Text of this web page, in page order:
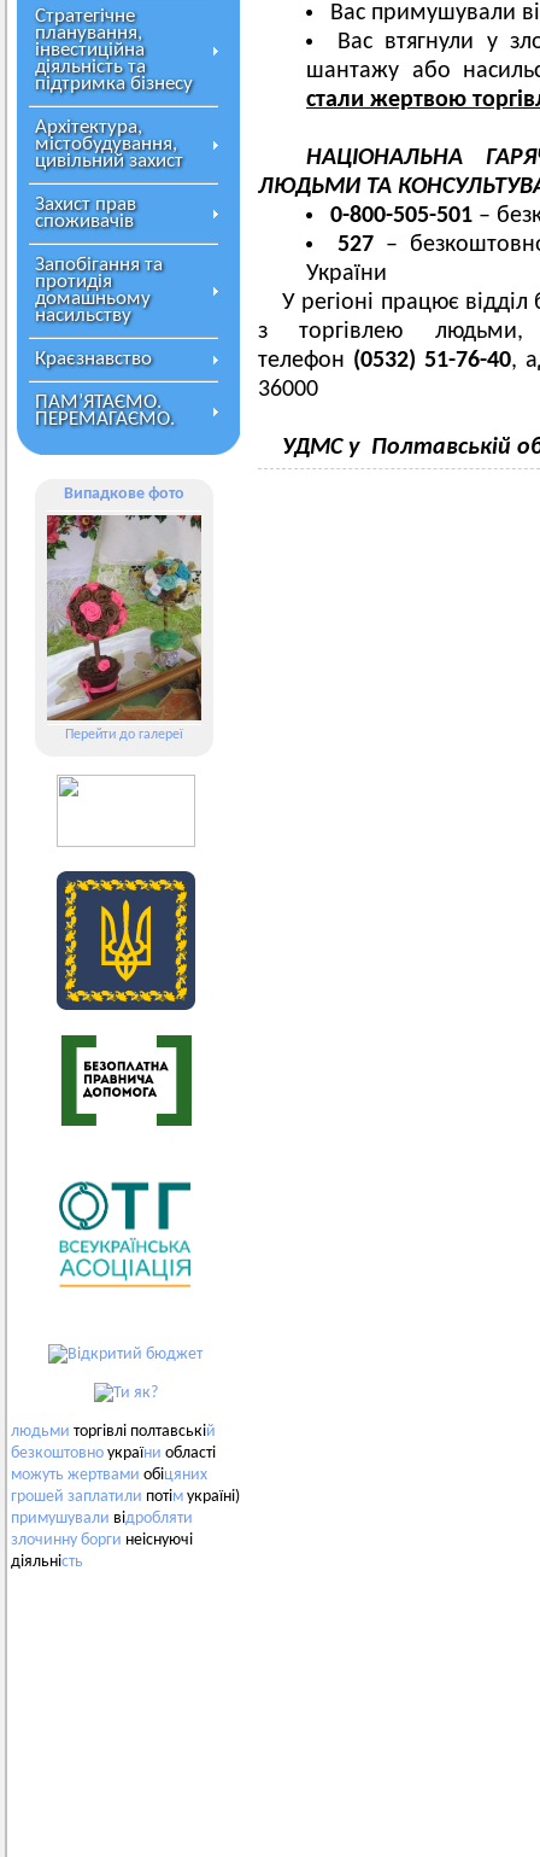
Стратегічне
планування,
інвестиційна
діяльність та
підтримка бізнесу
Архітектура,
містобудування,
цивільний захист
Захист прав
споживачів
Запобігання та
протидія
домашньому
насильству
Краєзнавство
ПАМ’ЯТАЄМО.
ПЕРЕМАГАЄМО.
Випадкове фото
Перейти до галереї
людьми торгівлі полтавській
безкоштовно україни області
можуть жертвами обіцяних
грошей заплатили потім україні)
примушували відробляти
злочинну борги неіснуючі
діяльність
Вас примушували
Вас втягнули у
шантажу або
стали жертвою
НАЦІОНАЛЬНА
ЛЮДЬМИ ТА
0-800-505-501 –
527–
України
У регіоні працює
з торгівлею людьми,
телефон (0532) 51-76-40,
36000
УДМС у Полтавській